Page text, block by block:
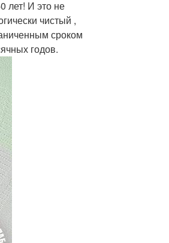
лет! И это не
чистый ,
сроком
годов.